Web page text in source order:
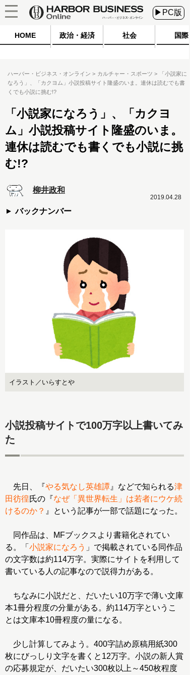
▶PC版
HOME 政治・経済 社会 国際
ハーバー・ビジネス・オンライン カルチャー・スポーツ
「小説家に
なろう」、「カクヨム」小説投稿サイト隆盛のいま。連休は読むでも書
くでも小説に挑む!?
「小説家になろう」、「カクヨ
ム」小説投稿サイト隆盛のいま。
連休は読むでも書くでも小説に挑
む!?
柳井政和
バックナンバー
2019.04.28
イラスト／いらすとや
小説投稿サイトで100万字以上書いてみ
た
先日、『やる気なし英雄譚 』などで知られる津
田彷徨氏の『なぜ「異世界転生」は若者にウケ続
けるのか？ 』という記事が一部で話題になった。
同作品は、MFブックスより書籍化されてい
る。「 小説家になろう 」で掲載されている同作品
の文字数は約114万字。実際にサイトを利用して
書いている人の記事なので説得力がある。
ちなみに小説だと、だいたい10万字で薄い文庫
本1冊分程度の分量がある。約114万字というこ
とは文庫本10冊程度の量になる。
少し計算してみよう。400字詰め原稿用紙300
枚にびっしり文字を書くと12万字。小説の新人賞
の応募規定が、だいたい300枚以上～450枚程度